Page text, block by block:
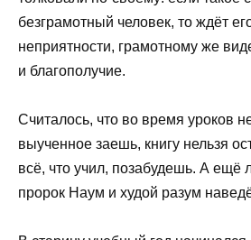
безграмотный человек, то ждёт
неприятности, грамотному же
и благополучие.
Считалось, что во время уроков
выученное заешь, книгу нельзя
всё, что учил, позабудешь. А ещё
пророк Наум и худой разум